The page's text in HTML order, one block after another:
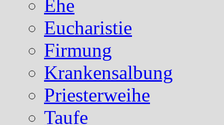
Ehe
Eucharistie
Firmung
Krankensalbung
Priesterweihe
Taufe